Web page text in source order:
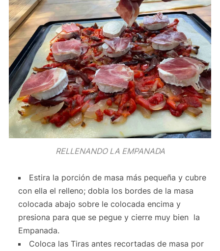
RELLENANDO LA EMPANADA
Estira la porción de masa más pequeña y cubre
con ella el relleno; dobla los bordes de la masa
colocada abajo sobre le colocada encima y
presiona para que se pegue y cierre muy bien la
Empanada.
Coloca las Tiras antes recortadas de masa por